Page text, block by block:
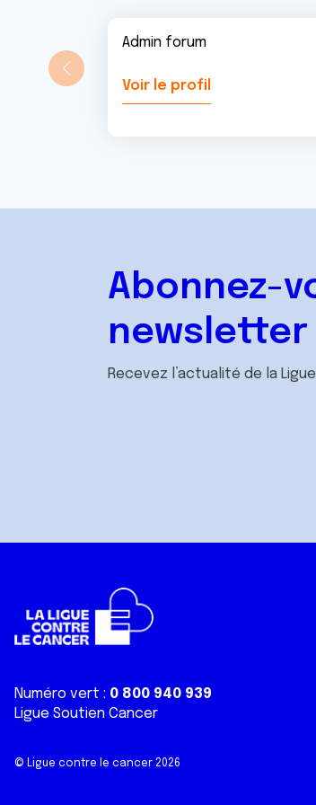
Admin forum
Voir le profil
Abonnez-
newsletter
Recevez l’actualité de la
Numéro vert : 0 800 940 939
Ligue Soutien Cancer
© Ligue contre le cancer 2026